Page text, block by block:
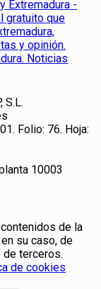
S.L.
Folio: 76. Hoja:
10003
de la
su caso, de
terceros.
de cookies